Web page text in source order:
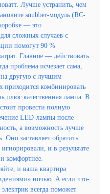
Лучше устранить, чем
snubber-модуль (RC-
— это
сложных случаев с
помогут 90 %
Главное — действовать
проблема исчезает сама,
на другую с лучшим
приходится комбинировать
плюс качественная лампа. В
провести полную
LED-лампы после
а возможность лучше
заставляет обратить
и в результате
комфортнее.
и ваша квартира
ночью. А если что-
всегда поможет